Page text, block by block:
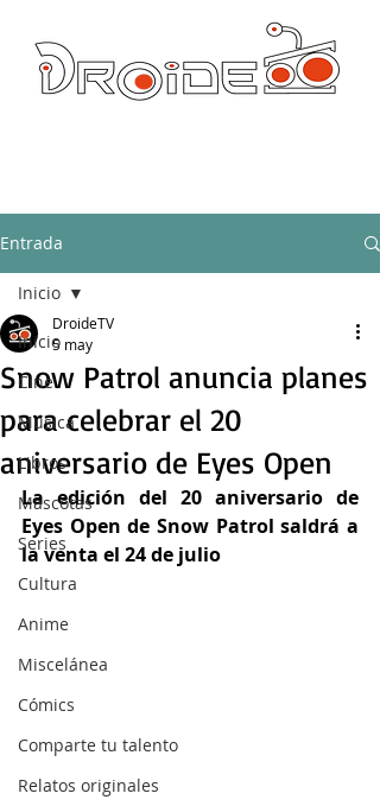
Entrada
Inicio
Cine
Música
Libros
Mascotas
Series
Cultura
Anime
Miscelánea
Cómics
Comparte tu talento
Relatos originales
Inicio
Snow Patrol anuncia planes
para celebrar el 20
aniversario de Eyes Open
DroideTV
5 may
La edición del 20 aniversario de
Eyes Open de Snow Patrol saldrá a
la venta el 24 de julio